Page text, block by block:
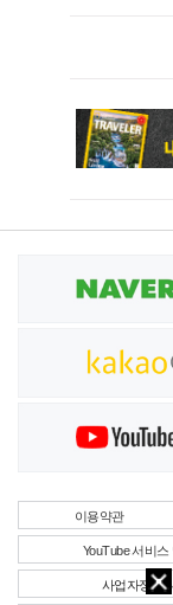
이용약관
YouTube 서비스
사업자정보